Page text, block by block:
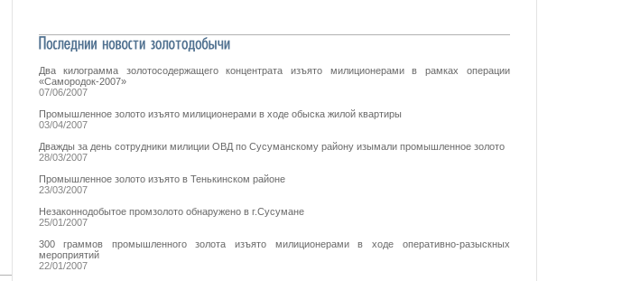
Два килограмма золотосодержащего концентрата изъято милиционерами в рамках операции
«Самородок-2007»
07/06/2007
Промышленное золото изъято милиционерами в ходе обыска жилой квартиры
03/04/2007
Дважды за день сотрудники милиции ОВД по Сусуманскому району изымали промышленное золото
28/03/2007
Промышленное золото изъято в Тенькинском районе
23/03/2007
Незаконнодобытое промзолото обнаружено в г.Сусумане
25/01/2007
300 граммов промышленного золота изъято милиционерами в ходе оперативно-разыскных
мероприятий
22/01/2007